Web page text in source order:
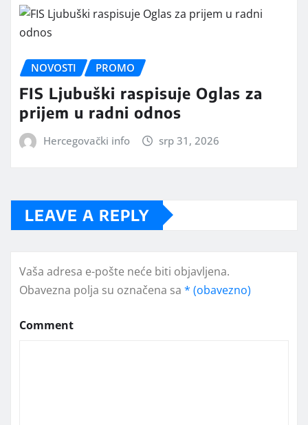
NOVOSTI PROMO
FIS Ljubuški raspisuje Oglas za
prijem u radni odnos
Hercegovački info srp 31, 2026
LEAVE A REPLY
Vaša adresa e-pošte neće biti objavljena.
Obavezna polja su označena sa * (obavezno)
Comment